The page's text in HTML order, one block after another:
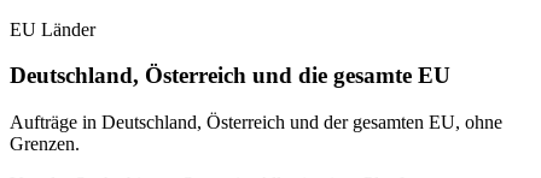
EU Länder
Deutschland, Österreich und die gesamte EU
Aufträge in Deutschland, Österreich und der gesamten EU, ohne
Grenzen.